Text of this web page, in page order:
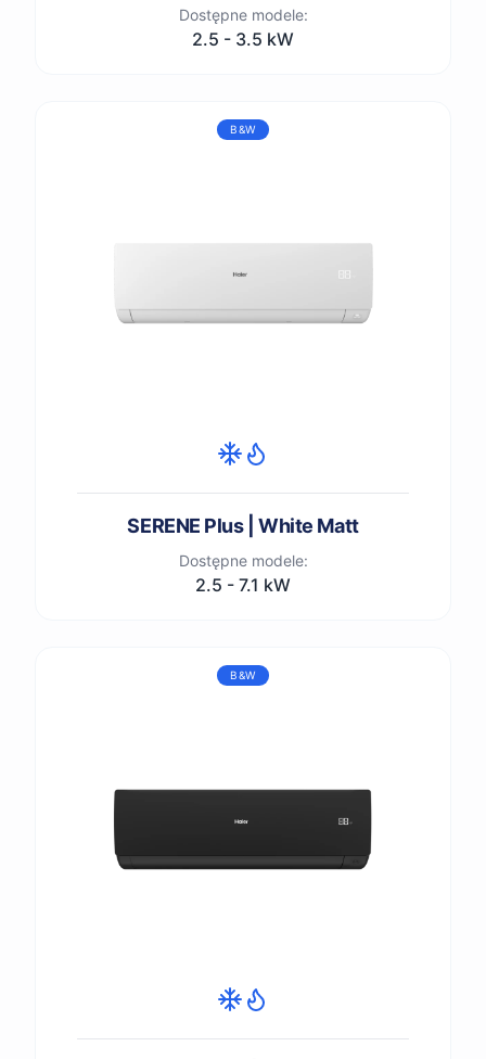
Dostępne modele:
2.5 - 3.5 kW
B&W
SERENE Plus | White Matt
Dostępne modele:
2.5 - 7.1 kW
B&W